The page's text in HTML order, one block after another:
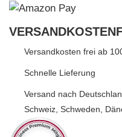
Versandkosten frei ab
Schnelle Lieferung
Versand nach
Schweiz, Schweden,